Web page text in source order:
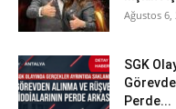
Ağustos 6,
SGK
Perde...